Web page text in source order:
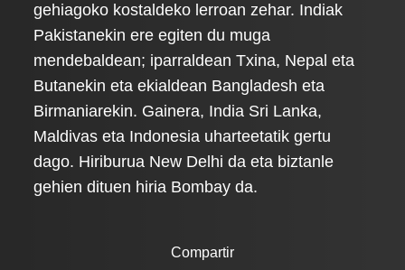
gehiagoko kostaldeko lerroan zehar. Indiak
Pakistanekin ere egiten du muga
mendebaldean; iparraldean Txina, Nepal eta
Butanekin eta ekialdean Bangladesh eta
Birmaniarekin. Gainera, India Sri Lanka,
Maldivas eta Indonesia uharteetatik gertu
dago. Hiriburua New Delhi da eta biztanle
gehien dituen hiria Bombay da.
Compartir